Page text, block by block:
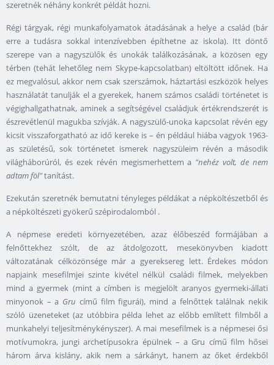
szeretnék néhány konkrét példát hozni.
Régi tárgyak, régi munkafolyamatok átadásának a helye a család (bár
erre a tudásra sokkal intenzívebben építhetne az iskola). Itt döntő
szerepe van a nagyszülők és unokák találkozásának, a közösen egy
térben (tehát lehetőleg nem Skype-kapcsolatban) eltöltött időnek. Ha
ez megvalósul, akkor nem csak szerszámok, háztartási eszközök helyes
használatát tanulják el a gyerekek, hanem számos családi történetet is
végighallgathatnak, aminek a segítségével családjuk értékrendszerét is
észrevétlenül magukba szívják. A nagyszülő-unoka kapcsolat révén egy
kicsit visszaforgatható az idő kereke is – én például hiába vagyok 1963-
as születésű, sok történetet ismerek nagyszüleim révén a második
világháborúról, és ezek révén megismerhettem a "nehéz volt, de nem
adtam föl"tanítást.
Ezekután szeretnék bemutatni tényleges példákat a népköltészetből és
a népköltészeti gyökerű szépirodalomból .
A népmese eredeti környezetében, azaz élőbeszéd formájában a
felnőttekhez szólt, de az átdolgozott, mesekönyvben kiadott
változatának célközönsége már a gyereksereg lett. Érdekes módon
napjaink mesefilmjei szinte kivétel nélkül családi filmek, melyekben
mind a gyermek (mint a címben is megjelölt aranyos gyermeki-állati
minyonok – a Gru című film figurái), mind a felnőttek találnak nekik
szóló üzeneteket (az utóbbira példa lehet az előbb említett filmből a
munkahelyi teljesítménykényszer). A mai mesefilmek is a népmesei ősi
motívumokra, jungi archetípusokra épülnek – a Gru című film hősei
három árva kislány, akik nem a sárkányt, hanem az őket érdekből